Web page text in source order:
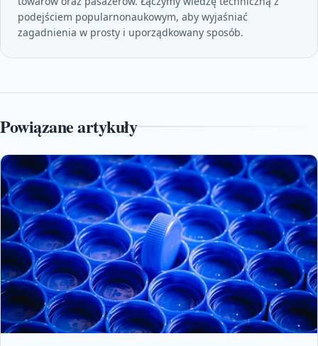
podejściem popularnonaukowym, aby wyjaśniać
zagadnienia w prosty i uporządkowany sposób.
Powiązane artykuły